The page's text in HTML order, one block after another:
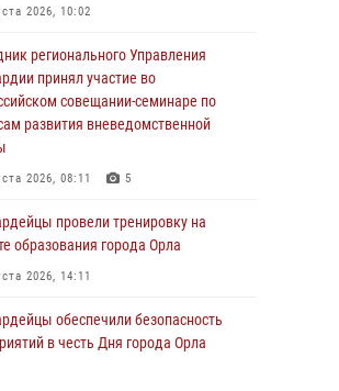
2026, 10:02
регионального Управления
принял участие во
совещании-семинаре по
развития вневедомственной
2026, 08:11 5
провели тренировку на
образования города Орла
2026, 14:11
обеспечили безопасность
в честь Дня города Орла